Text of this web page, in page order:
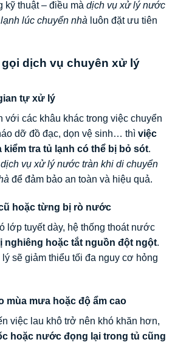
kỹ thuật – điều mà dịch vụ xử lý nước
lúc chuyển nhà luôn đặt ưu tiên
gọi dịch vụ chuyên xử lý
tự xử lý
với các khâu khác trong việc chuyển
dỡ đồ đạc, dọn vệ sinh… thì việc
kiểm tra tủ lạnh có thể bị bỏ sót.
dịch vụ xử lý nước tràn khi di chuyển
để đảm bảo an toàn và hiệu quả.
hoặc từng bị rò nước
lớp tuyết dày, hệ thống thoát nước
nghiêng hoặc tắt nguồn đột ngột.
sẽ giảm thiểu tối đa nguy cơ hỏng
mùa mưa hoặc độ ẩm cao
việc lau khô trở nên khó khăn hơn,
hoặc nước đọng lại trong tủ cũng